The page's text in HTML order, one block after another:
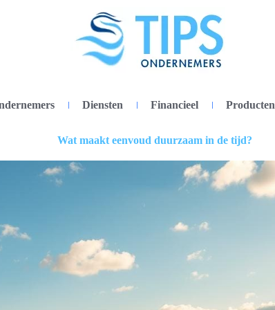
Diensten Financieel Producten
Wat maakt eenvoud duurzaam in de tijd?